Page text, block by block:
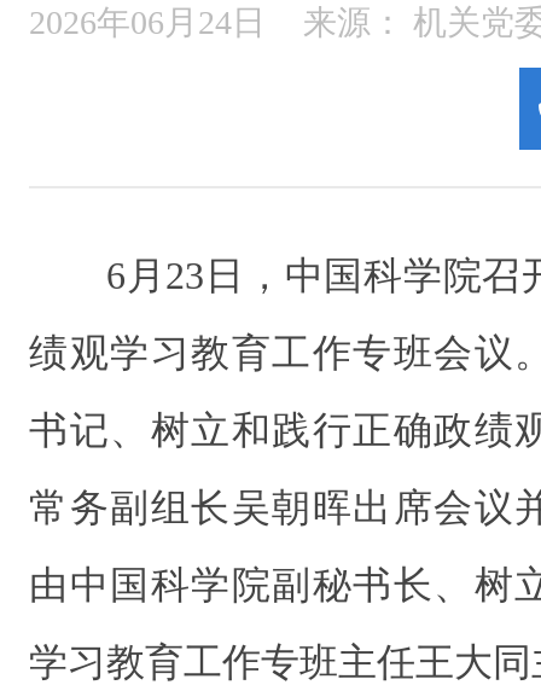
2026年06月24日 来源： 机关党
6月23日，中国科学院召
绩观学习教育工作专班会议
书记、树立和践行正确政绩
常务副组长吴朝晖出席会议
由中国科学院副秘书长、树
学习教育工作专班主任王大